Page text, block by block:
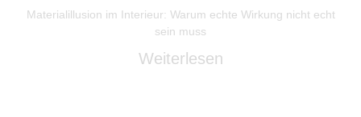
Materialillusion im Interieur: Warum echte Wirkung nicht echt
sein muss
Weiterlesen